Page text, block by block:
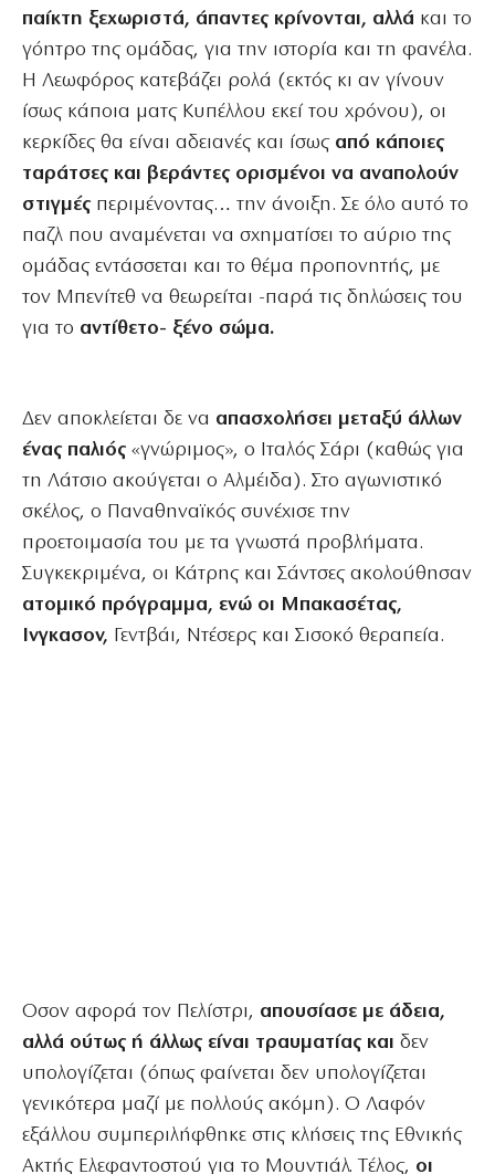
παίκτη ξεχωριστά, άπαντες κρίνονται, αλλά και το
γόητρο της ομάδας, για την ιστορία και τη φανέλα.
Η Λεωφόρος κατεβάζει ρολά (εκτός κι αν γίνουν
ίσως κάποια ματς Κυπέλλου εκεί του χρόνου), οι
κερκίδες θα είναι αδειανές και ίσως από κάποιες
ταράτσες και βεράντες ορισμένοι να αναπολούν
στιγμές περιμένοντας… την άνοιξη. Σε όλο αυτό το
παζλ που αναμένεται να σχηματίσει το αύριο της
ομάδας εντάσσεται και το θέμα προπονητής, με
τον Μπενίτεθ να θεωρείται -παρά τις δηλώσεις του
για το αντίθετο- ξένο σώμα.
Δεν αποκλείεται δε να απασχολήσει μεταξύ άλλων
ένας παλιός «γνώριμος», ο Ιταλός Σάρι (καθώς για
τη Λάτσιο ακούγεται ο Αλμέιδα). Στο αγωνιστικό
σκέλος, ο Παναθηναϊκός συνέχισε την
προετοιμασία του με τα γνωστά προβλήματα.
Συγκεκριμένα, οι Κάτρης και Σάντσες ακολούθησαν
ατομικό πρόγραμμα, ενώ οι Μπακασέτας,
Ινγκασον, Γεντβάι, Ντέσερς και Σισοκό θεραπεία.
Οσον αφορά τον Πελίστρι, απουσίασε με άδεια,
αλλά ούτως ή άλλως είναι τραυματίας και δεν
υπολογίζεται (όπως φαίνεται δεν υπολογίζεται
γενικότερα μαζί με πολλούς ακόμη). O Λαφόν
εξάλλου συμπεριλήφθηκε στις κλήσεις της Εθνικής
Ακτής Ελεφαντοστού για το Μουντιάλ. Tέλος, οι